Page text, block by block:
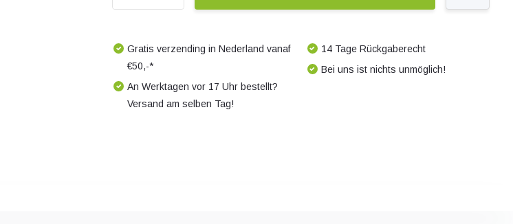
Gratis verzending in Nederland vanaf
€50,-*
An Werktagen vor 17 Uhr bestellt?
Versand am selben Tag!
14 Tage Rückgaberecht
Bei uns ist nichts unmöglich!